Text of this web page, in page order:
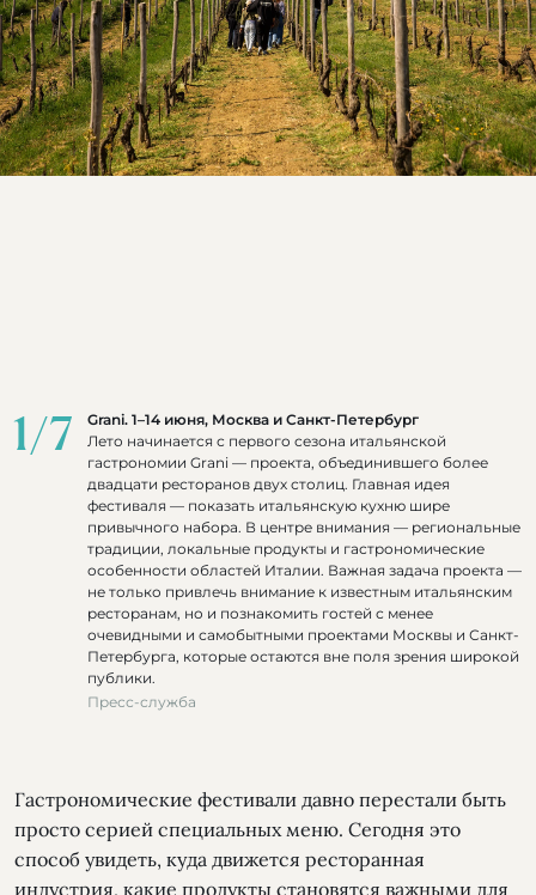
1/7
Grani. 1–14 июня, Москва и Санкт-Петербург
Лето начинается с первого сезона итальянской
гастрономии Grani — проекта, объединившего более
двадцати ресторанов двух столиц. Главная идея
фестиваля — показать итальянскую кухню шире
привычного набора. В центре внимания — региональные
традиции, локальные продукты и гастрономические
особенности областей Италии. Важная задача проекта —
не только привлечь внимание к известным итальянским
ресторанам, но и познакомить гостей с менее
очевидными и самобытными проектами Москвы и Санкт-
Петербурга, которые остаются вне поля зрения широкой
публики.
Пресс-служба
Гастрономические фестивали давно перестали быть
просто серией специальных меню. Сегодня это
способ увидеть, куда движется ресторанная
индустрия, какие продукты становятся важными для